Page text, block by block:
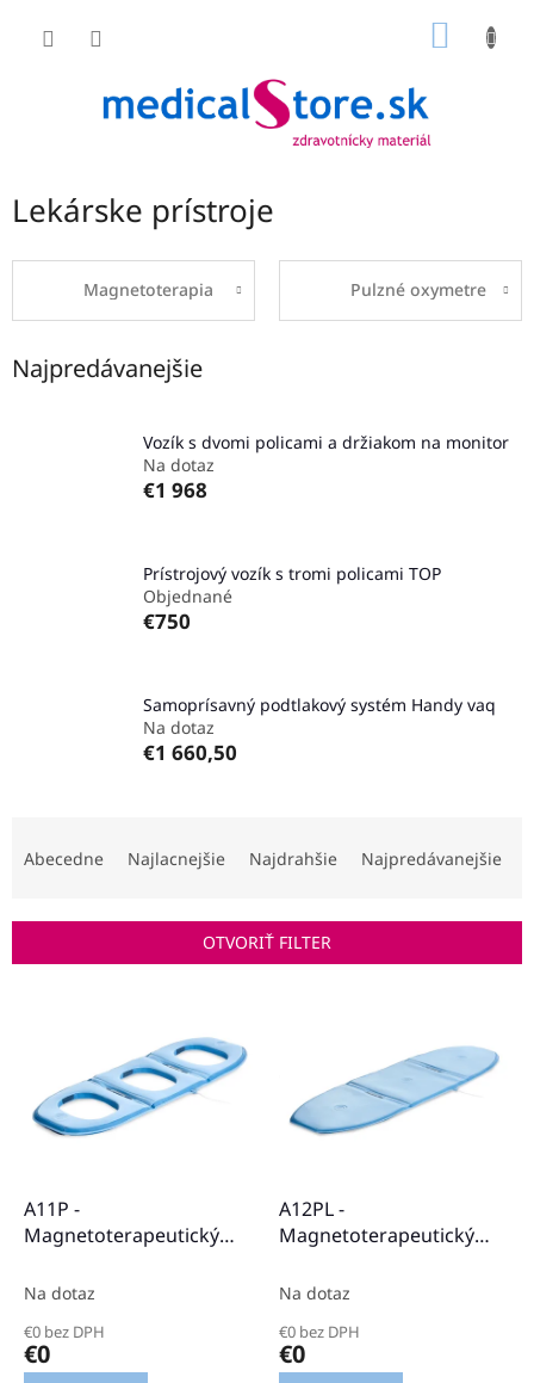
Lekárske prístroje
Magnetoterapia Pulzné oxymetre
Najpredávanejšie
Vozík s dvomi policami a držiakom na monitor
Na dotaz
€1 968
Prístrojový vozík s tromi policami TOP
Objednané
€750
Samoprísavný podtlakový systém Handy vaq
Na dotaz
€1 660,50
i
Abecedne Najlacnejšie Najdrahšie Najpredávanejšie
OTVORIŤ FILTER
dA11P -
Magnetoterapeutický
Na dotaz
€0 bez DPH
€0
A12PL -
Magnetoterapeutický
Na dotaz
€0 bez DPH
€0